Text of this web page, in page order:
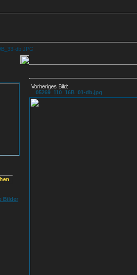
db.JPG
Bilder
Vorheriges Bild:
05269_110_16B_01-db.jpg